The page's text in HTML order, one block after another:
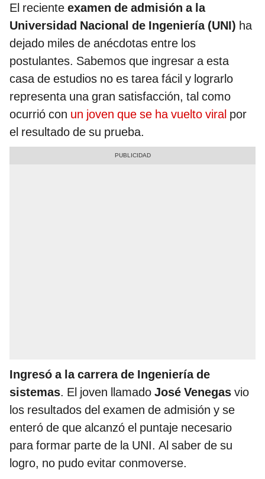
El reciente examen de admisión a la
Universidad Nacional de Ingeniería (UNI) ha
dejado miles de anécdotas entre los
postulantes. Sabemos que ingresar a esta
casa de estudios no es tarea fácil y lograrlo
representa una gran satisfacción, tal como
ocurrió con un joven que se ha vuelto viral por
el resultado de su prueba.
Ingresó a la carrera de Ingeniería de
sistemas. El joven llamado José Venegas vio
los resultados del examen de admisión y se
enteró de que alcanzó el puntaje necesario
para formar parte de la UNI. Al saber de su
logro, no pudo evitar conmoverse.